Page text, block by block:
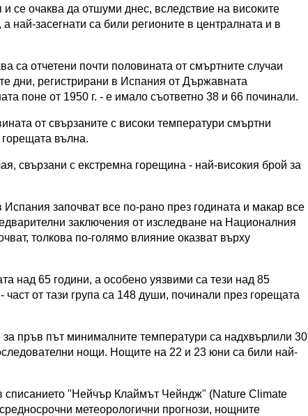
се очаква да отшуми днес, вследствие на високите
най-засегнати са били регионите в централната и в
са отчетени почти половината от смъртните случаи
дни, регистрирани в Испания от Държавната
поне от 1950 г. - е имало съответно 38 и 66 починали.
от свързаните с високи температури смъртни
вълна.
свързани с екстремна горещина - най-високия брой за
започват все по-рано през годината и макар все
заключения от изследване на Националния
толкова по-голямо влияние оказват върху
над 65 години, а особено уязвими са тези над 85
от тази група са 148 души, починали през горещата
за пръв път минималните температури са надхвърлили 30
нощи. Нощите на 22 и 23 юни са били най-
списанието "Нейчър Клаймът Чейндж" (Nature Climate
метеорологични прогнози, нощните